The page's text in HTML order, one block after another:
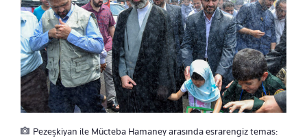
Pezeşkiyan ile Mücteba Hamaney arasında esrarengiz temas: